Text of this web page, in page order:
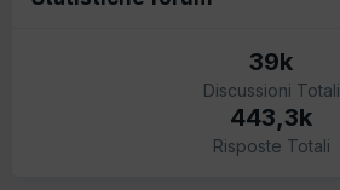
39k
Discussioni Totali
443,3k
Risposte Totali